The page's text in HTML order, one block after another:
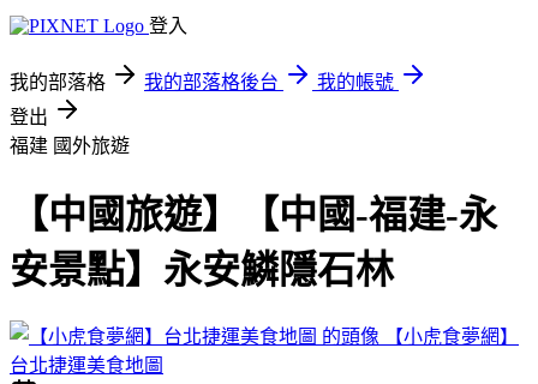
登入
我的部落格 我的部落格後台
我的帳號
登出
福建 國外旅遊
【中國旅遊】【中國-福建-永
安景點】永安鱗隱石林
【小虎食夢網】
台北捷運美食地圖